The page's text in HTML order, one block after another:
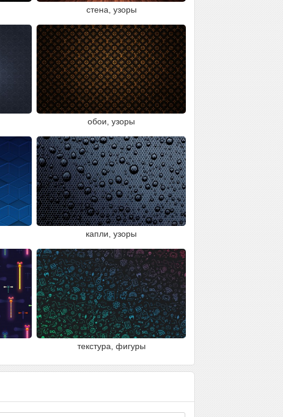
стена, узоры
обои, узоры
капли, узоры
текстура, фигуры